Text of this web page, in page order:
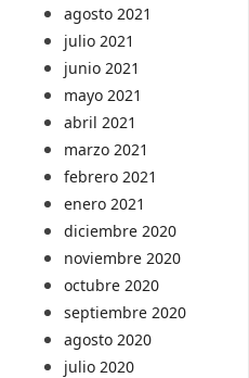
agosto 2021
julio 2021
junio 2021
mayo 2021
abril 2021
marzo 2021
febrero 2021
enero 2021
diciembre 2020
noviembre 2020
octubre 2020
septiembre 2020
agosto 2020
julio 2020